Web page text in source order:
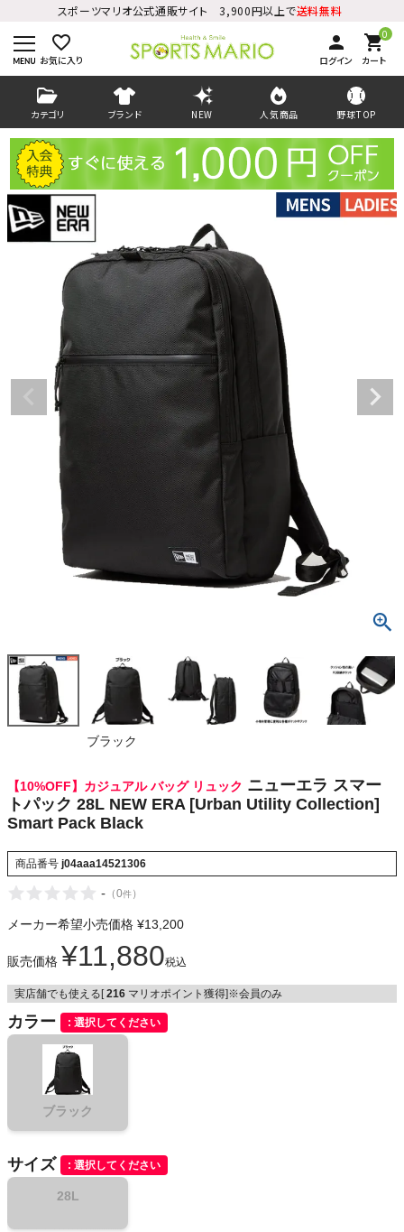
スポーツマリオ公式通販サイト 3,900円以上で送料無料
favorite_border
お気に入り
person
ログイン
0
shopping_cart
カート
カテゴリ ブランド NEW 人気商品 野球TOP
ログイン
ようこそ ゲスト 様
商品が見つからない方はこちら
最近閲覧した商品
ERA [Urban
Utility Colle
ction] Smar
t Pack Blac
k
(税込)
THE NORTH FACE
NIKE
CHUMS
HOKA
もっと見る
メンズカジュアルウェア
レディースカジュアルウェア
メンズスポーツウェア
レディーススポーツウェア
ブラック
【10%OFF】カジュアル バッグ リュック ニューエラ スマー
トパック 28L NEW ERA [Urban Utility Collection]
Smart Pack Black
商品番号 j04aaa14521306
- （0件）
メーカー希望小売価格 ¥13,200
販売価格 ¥11,880税込
実店舗でも使える[ 216 マリオポイント獲得]※会員のみ
カラー 選択してください
ブラック
サイズ 選択してください
28L